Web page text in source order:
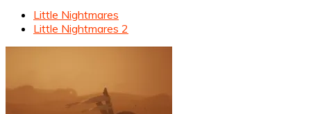
Little Nightmares
Little Nightmares 2